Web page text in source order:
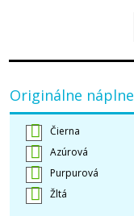
Originálne náplne
Čierna
Azúrová
Purpurová
Žltá